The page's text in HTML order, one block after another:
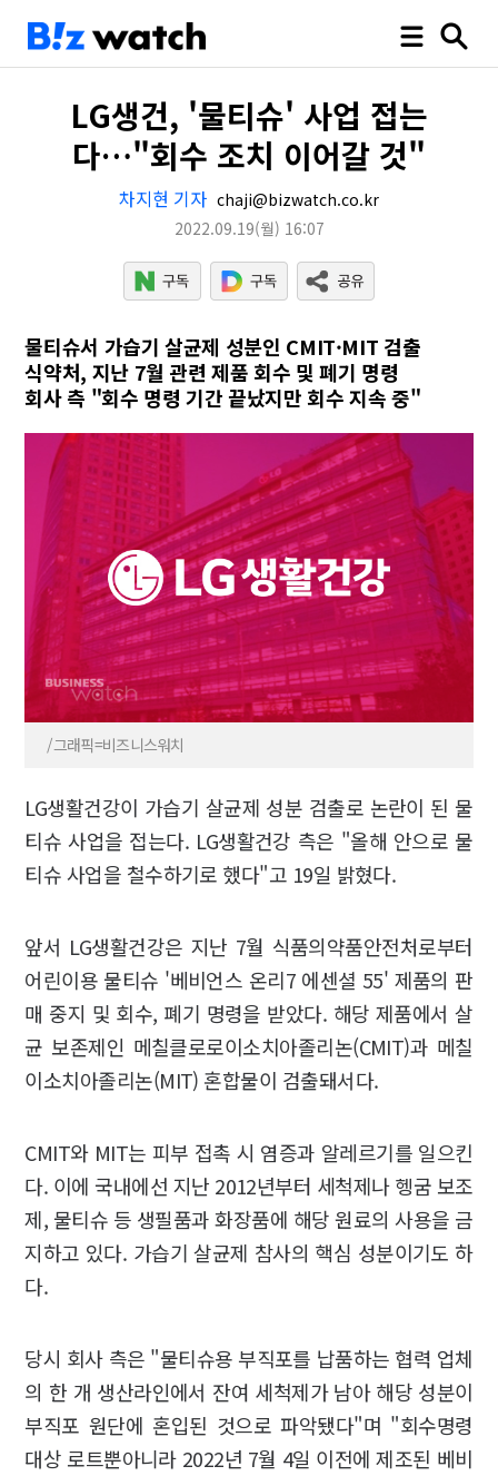
LG생건, '물티슈' 사업 접는
다…"회수 조치 이어갈 것"
차지현 기자 chaji@bizwatch.co.kr
2022.09.19(월) 16:07
물티슈서 가습기 살균제 성분인 CMIT·MIT 검출
식약처, 지난 7월 관련 제품 회수 및 폐기 명령
회사 측 "회수 명령 기간 끝났지만 회수 지속 중"
/그래픽=비즈니스워치
LG생활건강이 가습기 살균제 성분 검출로 논란이 된 물
티슈 사업을 접는다. LG생활건강 측은 "올해 안으로 물
티슈 사업을 철수하기로 했다"고 19일 밝혔다.
앞서 LG생활건강은 지난 7월 식품의약품안전처로부터
어린이용 물티슈 '베비언스 온리7 에센셜 55' 제품의 판
매 중지 및 회수, 폐기 명령을 받았다. 해당 제품에서 살
균 보존제인 메칠클로로이소치아졸리논(CMIT)과 메칠
이소치아졸리논(MIT) 혼합물이 검출돼서다.
CMIT와 MIT는 피부 접촉 시 염증과 알레르기를 일으킨
다. 이에 국내에선 지난 2012년부터 세척제나 헹굼 보조
제, 물티슈 등 생필품과 화장품에 해당 원료의 사용을 금
지하고 있다. 가습기 살균제 참사의 핵심 성분이기도 하
다.
당시 회사 측은 "물티슈용 부직포를 납품하는 협력 업체
의 한 개 생산라인에서 잔여 세척제가 남아 해당 성분이
부직포 원단에 혼입된 것으로 파악됐다"며 "회수명령
대상 로트뿐아니라 2022년 7월 4일 이전에 제조된 베비